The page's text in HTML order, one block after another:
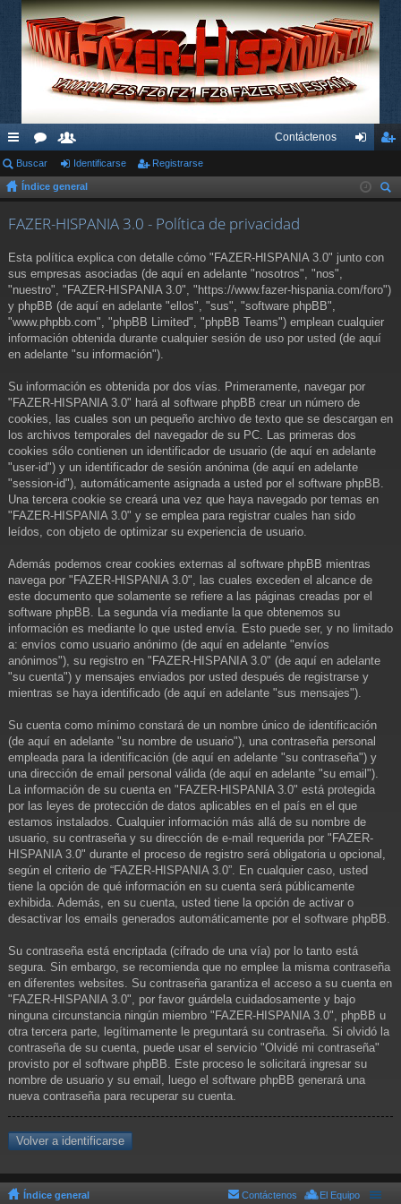
nl
ac
es
pi
or
os
su
ari
os
Contáctenos
nti ist
Buscar Identificarse Registrarse
Índice general
FAZER-HISPANIA 3.0 - Política de privacidad
Esta política explica con detalle cómo "FAZER-HISPANIA 3.0" junto con
sus empresas asociadas (de aquí en adelante "nosotros", "nos",
"nuestro", "FAZER-HISPANIA 3.0", "https://www.fazer-hispania.com/foro")
y phpBB (de aquí en adelante "ellos", "sus", "software phpBB",
"www.phpbb.com", "phpBB Limited", "phpBB Teams") emplean cualquier
información obtenida durante cualquier sesión de uso por usted (de aquí
en adelante "su información").
Su información es obtenida por dos vías. Primeramente, navegar por
"FAZER-HISPANIA 3.0" hará al software phpBB crear un número de
cookies, las cuales son un pequeño archivo de texto que se descargan en
los archivos temporales del navegador de su PC. Las primeras dos
cookies sólo contienen un identificador de usuario (de aquí en adelante
"user-id") y un identificador de sesión anónima (de aquí en adelante
"session-id"), automáticamente asignada a usted por el software phpBB.
Una tercera cookie se creará una vez que haya navegado por temas en
"FAZER-HISPANIA 3.0" y se emplea para registrar cuales han sido
leídos, con objeto de optimizar su experiencia de usuario.
Además podemos crear cookies externas al software phpBB mientras
navega por "FAZER-HISPANIA 3.0", las cuales exceden el alcance de
este documento que solamente se refiere a las páginas creadas por el
software phpBB. La segunda vía mediante la que obtenemos su
información es mediante lo que usted envía. Esto puede ser, y no limitado
a: envíos como usuario anónimo (de aquí en adelante "envíos
anónimos"), su registro en "FAZER-HISPANIA 3.0" (de aquí en adelante
"su cuenta") y mensajes enviados por usted después de registrarse y
mientras se haya identificado (de aquí en adelante "sus mensajes").
Su cuenta como mínimo constará de un nombre único de identificación
(de aquí en adelante "su nombre de usuario"), una contraseña personal
empleada para la identificación (de aquí en adelante "su contraseña") y
una dirección de email personal válida (de aquí en adelante "su email").
La información de su cuenta en "FAZER-HISPANIA 3.0" está protegida
por las leyes de protección de datos aplicables en el país en el que
estamos instalados. Cualquier información más allá de su nombre de
usuario, su contraseña y su dirección de e-mail requerida por "FAZER-
HISPANIA 3.0" durante el proceso de registro será obligatoria u opcional,
según el criterio de “FAZER-HISPANIA 3.0”. En cualquier caso, usted
tiene la opción de qué información en su cuenta será públicamente
exhibida. Además, en su cuenta, usted tiene la opción de activar o
desactivar los emails generados automáticamente por el software phpBB.
Su contraseña está encriptada (cifrado de una vía) por lo tanto está
segura. Sin embargo, se recomienda que no emplee la misma contraseña
en diferentes websites. Su contraseña garantiza el acceso a su cuenta en
"FAZER-HISPANIA 3.0", por favor guárdela cuidadosamente y bajo
ninguna circunstancia ningún miembro "FAZER-HISPANIA 3.0", phpBB u
otra tercera parte, legítimamente le preguntará su contraseña. Si olvidó la
contraseña de su cuenta, puede usar el servicio "Olvidé mi contraseña"
provisto por el software phpBB. Este proceso le solicitará ingresar su
nombre de usuario y su email, luego el software phpBB generará una
nueva contraseña para recuperar su cuenta.
Volver a identificarse
Índice general El Equipo
Contáctenos